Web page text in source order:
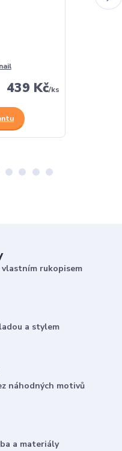
439 Kč/ks
rukopisem
a stylem
náhodných motivů
a materiály